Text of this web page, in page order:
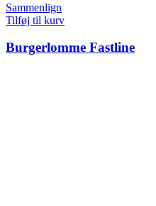
Sammenlign
Tilføj til kurv
Burgerlomme Fastline